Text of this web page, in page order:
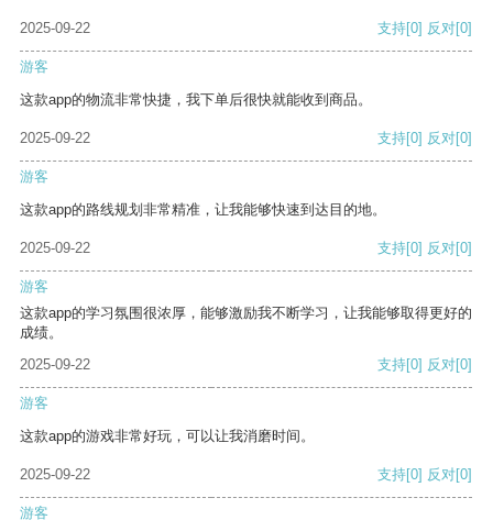
2025-09-22 支持[0] 反对[0]
游客
这款app的物流非常快捷，我下单后很快就能收到商品。
2025-09-22 支持[0] 反对[0]
游客
这款app的路线规划非常精准，让我能够快速到达目的地。
2025-09-22 支持[0] 反对[0]
游客
这款app的学习氛围很浓厚，能够激励我不断学习，让我能够取得更好的
成绩。
2025-09-22
支持[0] 反对[0]
游客
这款app的游戏非常好玩，可以让我消磨时间。
2025-09-22 支持[0] 反对[0]
游客